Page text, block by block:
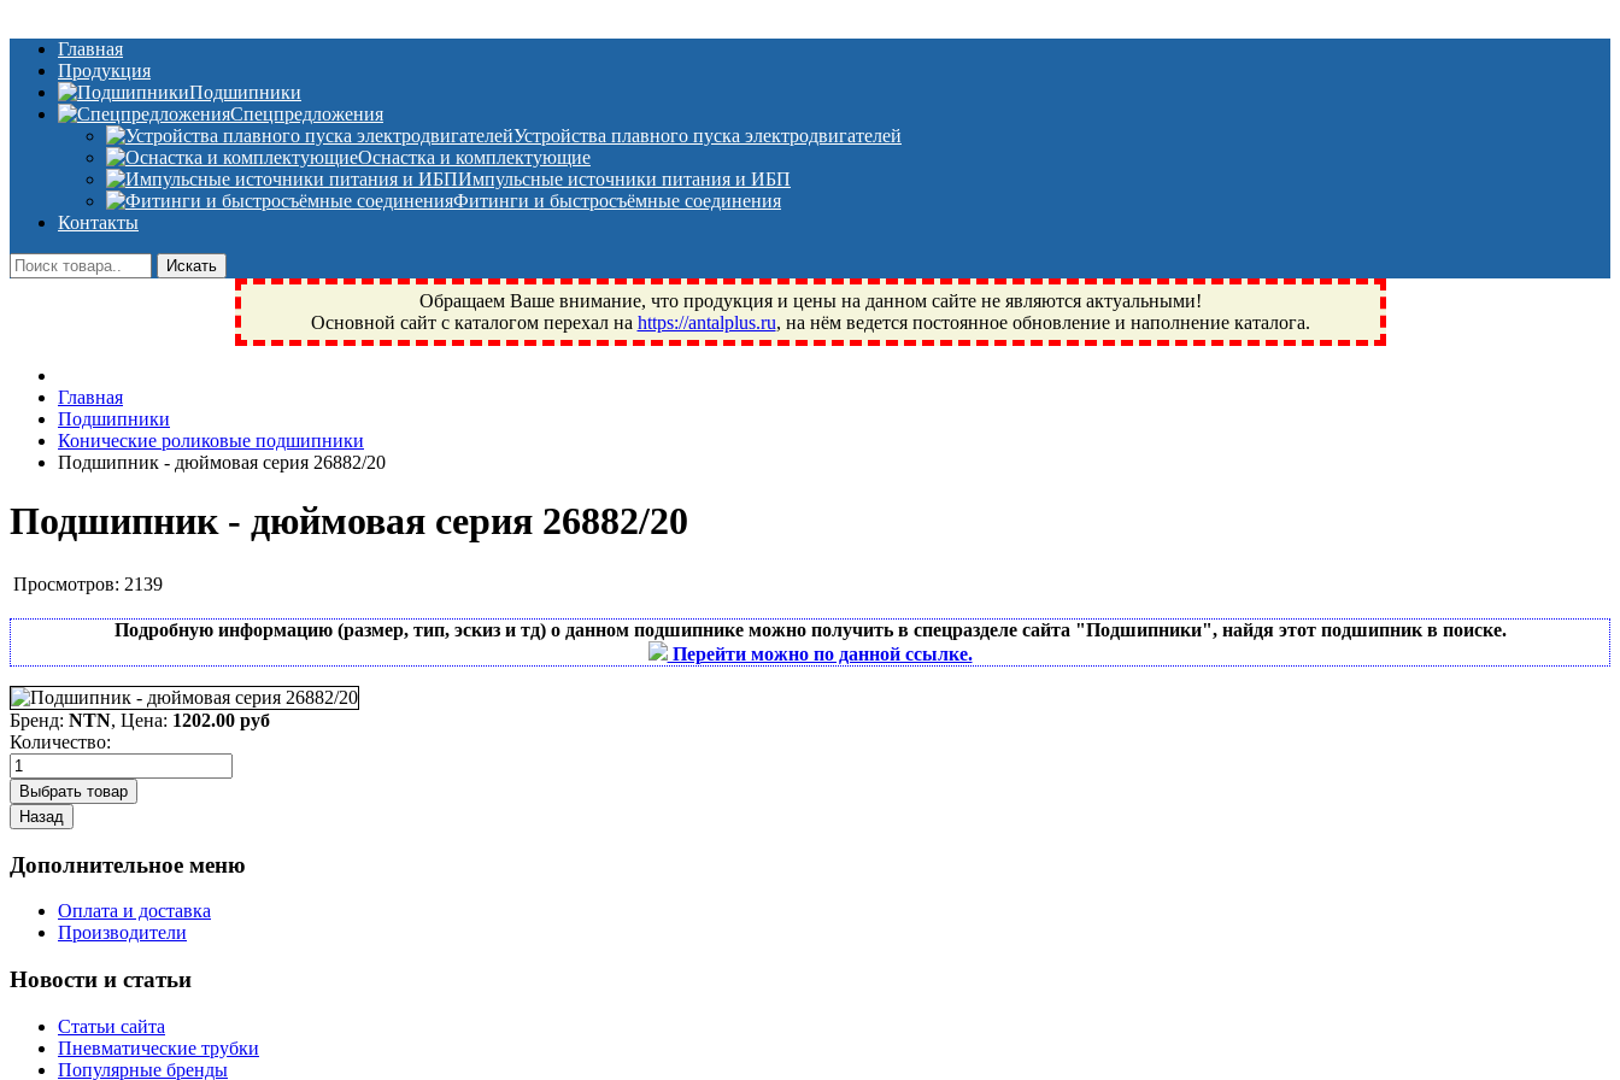
Главная
Продукция
Подшипники
Спецпредложения
Устройства плавного пуска электродвигателей
Оснастка и комплектующие
Импульсные источники питания и ИБП
Фитинги и быстросъёмные соединения
Контакты
Обращаем Ваше внимание, что продукция и цены на данном сайте не являются актуальными!
Основной сайт с каталогом перехал на https://antalplus.ru, на нём ведется постоянное обновление и наполнение каталога.
Фрязино, Антал+, плюс, Свердловский, Загорянский, Юбилейный, Щелково, Москва, Пушкино, Королёв, Балашиха, Фряново, Монино, Ивантеевка, подшипники, пневматика, метизы,
техника, сварочные аппараты, NIS, NSK, JED, KPT, NXZ, ГПЗ, Neutral, WHX, ZWZ, CRAFT, СПЗ-4, NECTECH, KG, LQY, DPI, BSN, SPZ, РФ, BMZ, ХАРП, CX, РОЛТОМ, APZ, FBJ, KYK,
NTN, SKF, купить, заказать
Главная
Подшипники
Конические роликовые подшипники
Подшипник - дюймовая серия 26882/20
Подшипник - дюймовая серия 26882/20
Просмотров: 2139
Подробную информацию (размер, тип, эскиз и тд) о данном подшипнике можно получить в спецразделе сайта "Подшипники", найдя этот подшипник в поиске.
Перейти можно по данной ссылке.
Бренд: NTN, Цена: 1202.00 руб
Количество:
Дополнительное меню
Оплата и доставка
Производители
Новости и статьи
Статьи сайта
Пневматические трубки
Популярные бренды